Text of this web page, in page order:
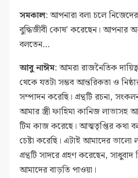
সমকাল: আপনারা বলা চলে
বুদ্ধিজীবী কোষ' করেছেন। আপনার
বলতেন...
আবু নাঈম: আমরা রাজনৈতিক
থেকে যতটা সম্ভব আন্তরিকতা ও
সম্পাদন করেছি। গ্রন্থটি রচনা,
আমার স্ত্রী ফাহিমা কানিজ লাভাসহ
টিম কাজ করেছে। আত্মতৃপ্তির কথা
চেষ্টা করেছি। এটাই আমাদের ভালো
গ্রন্থটি সাদরে গ্রহণ করেছেন, সাধুবাদ
আমাদের বাড়তি পাওয়া।